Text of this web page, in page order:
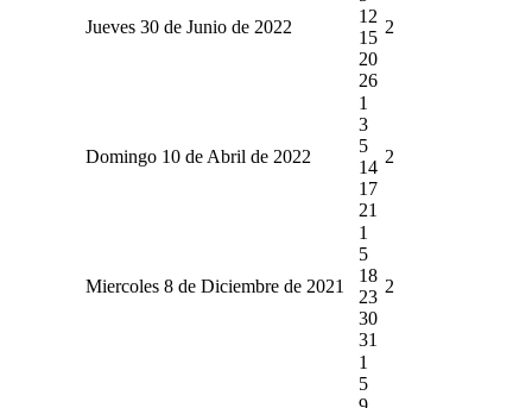
Jueves 30 de Junio de 2022
12
15
20
26
2
Domingo 10 de Abril de 2022
1
3
5
14
17
21
2
Miercoles 8 de Diciembre de 2021
1
5
18
23
30
31
2
1
5